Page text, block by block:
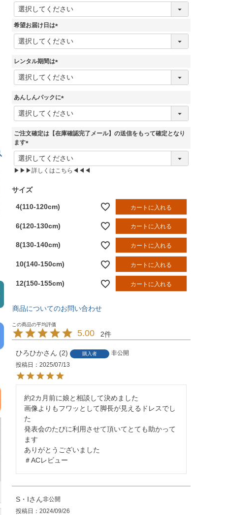
(
必
希望お届け日は
(
必
)
レンタル期間は
(
必
)
あんしんパックに
(
必
)
ご注文確定は【在庫確認完了メール】の送信をもって確定となり
ます
(
必
須
▶▶▶詳しくはこちら◀◀◀
サイズ
4(110-120cm) カートに入れる
6(120-130cm) カートに入れる
8(130-140cm) カートに入れる
10(140-150cm) カートに入れる
12(150-155cm) カートに入れる
商品についてのお問い合わせ
5.00 2
ひろひか 2 購入者
非公開
投稿日
2025/07/13
約2カ月前に娘と相談して決めました
画像よりもフワッとして脚長が見えるドレスでし
た
発表会のたびに利用させて頂いてとても助かって
ます
ありがとうございました
＃ACレビュー
S・I
非公開
投稿日
2024/09/26